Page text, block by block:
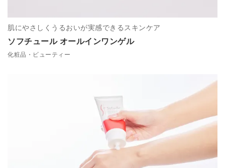
ソフチュール オールインワンゲル
肌にやさしくうるおいが実感できるスキンケア
化粧品・ビューティー